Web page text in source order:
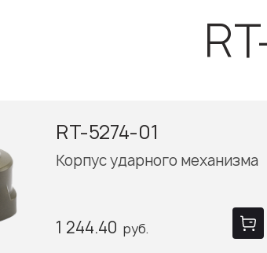
RT-5274-01
Корпус ударного механизма
1 244.40 руб.